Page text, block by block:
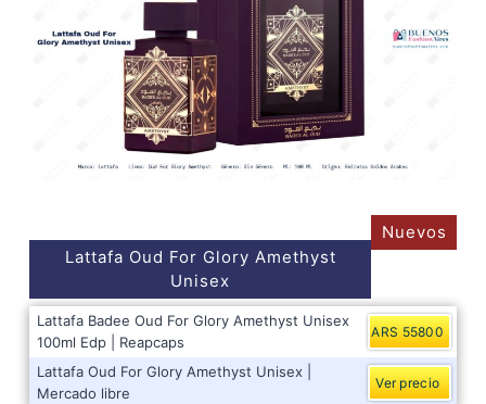
Lattafa Oud For Glory Amethyst
Unisex
Nuevos
Lattafa Badee Oud For Glory Amethyst Unisex
100ml Edp | Reapcaps
ARS 55800
Lattafa Oud For Glory Amethyst Unisex |
Mercado libre
Ver precio